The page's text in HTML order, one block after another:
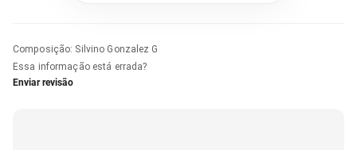
Composição: Silvino Gonzalez G
Essa informação está errada?
Enviar revisão